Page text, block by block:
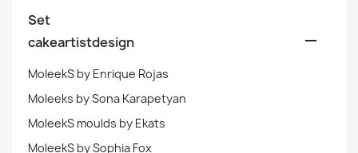
Set
cakeartistdesign

MoleekS by Enrique Rojas
Moleeks by Sona Karapetyan
MoleekS moulds by Ekats
MoleekS by Sophia Fox